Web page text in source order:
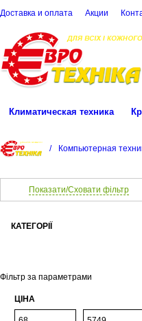
Доставка и оплата Акции
Климатическая техника
/ Компьютерная
Показати/Сховати фільтр
КАТЕГОРІЇ
Фільтр за параметрами
ЦІНА